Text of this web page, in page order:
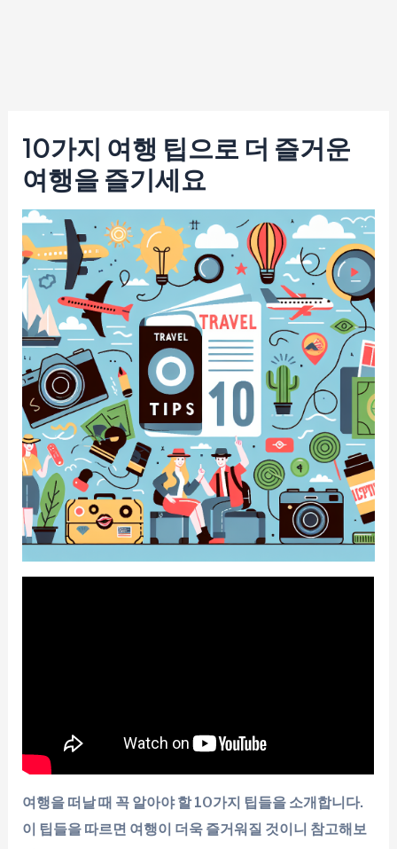
10가지 여행 팁으로 더 즐거운
여행을 즐기세요
여행을 떠날 때 꼭 알아야 할 10가지 팁들을 소개합니다.
이 팁들을 따르면 여행이 더욱 즐거워질 것이니 참고해보